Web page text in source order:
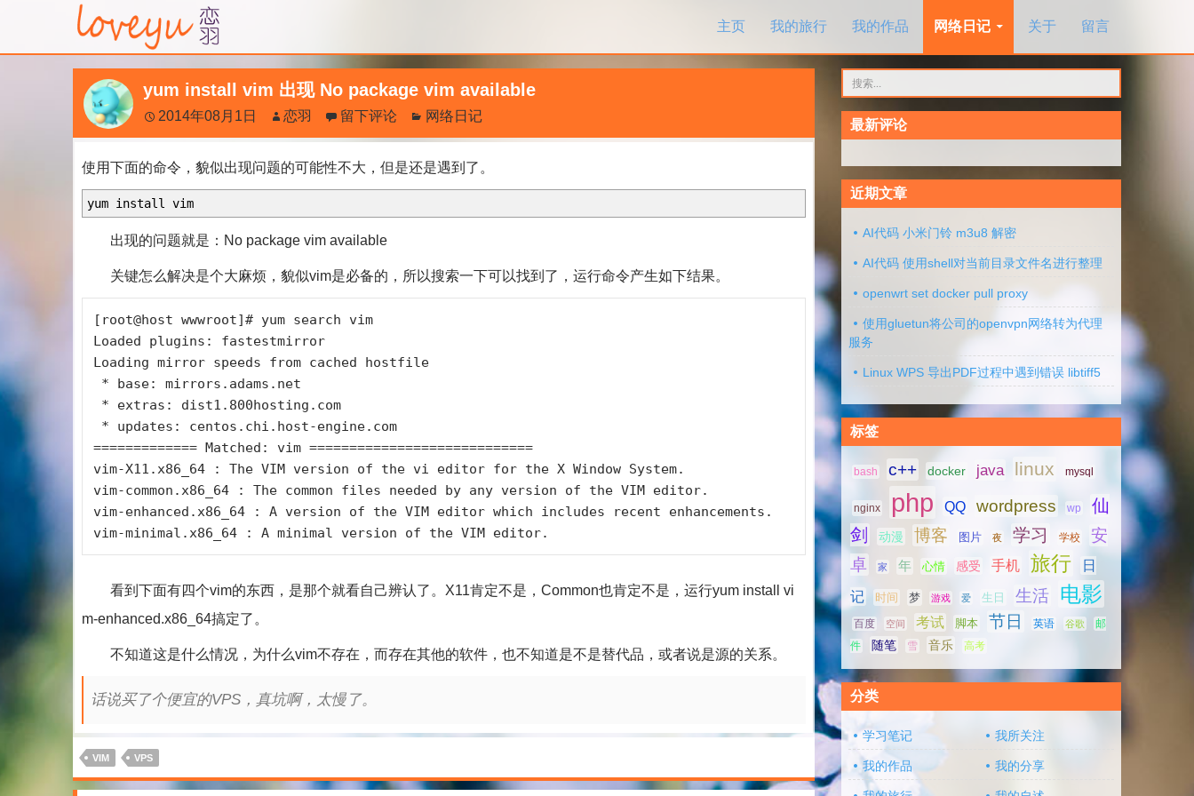
主页
我的旅行 我的作品 网络日记 关于 留言
yum install vim 出现 No package vim available
2014年08月1日 恋羽 留下评论 网络日记
使用下面的命令，貌似出现问题的可能性不大，但是还是遇到了。
yum install vim
出现的问题就是：No package vim available
关键怎么解决是个大麻烦，貌似vim是必备的，所以搜索一下可以找到了，运行命令产生如下结果。
[root@host wwwroot]# yum search vim
Loaded plugins: fastestmirror
Loading mirror speeds from cached hostfile
============= Matched: vim ============================
vim-X11.x86_64 : The VIM version of the vi editor for the X Window System.
vim-common.x86_64 : The common files needed by any version of the VIM editor.
vim-enhanced.x86_64 : A version of the VIM editor which includes recent enhancements.
vim-minimal.x86_64 : A minimal version of the VIM editor.
看到下面有四个vim的东西，是那个就看自己辨认了。X11肯定不是，Common也肯定不是，运行yum install vi
m-enhanced.x86_64搞定了。
不知道这是什么情况，为什么vim不存在，而存在其他的软件，也不知道是不是替代品，或者说是源的关系。
话说买了个便宜的VPS，真坑啊，太慢了。
VIM VPS
索：
最新评论
近期文章
AI代码 小米门铃 m3u8 解密
AI代码 使用shell对当前目录文件名进行整理
openwrt set docker pull proxy
使用gluetun将公司的openvpn网络转为代理
服务
Linux WPS 导出PDF过程中遇到错误 libtiff5
标签
bash c++ docker java linux mysql
nginx php QQ wordpress wp
仙
剑
动漫 博客 图片 夜 学习 学校
安
卓
家 年 心情 感受 手机 旅行 日
记 时间 梦 游戏 爱 生日 生活 电影
百度 空间 考试 脚本 节日 英语 谷歌 邮
件 随笔 雪 音乐 高考
分类
学习笔记 我所关注
我的作品 我的分享